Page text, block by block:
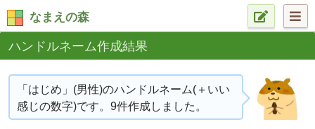
なまえの森
ハンドルネーム作成結果
「はじめ」(男性)のハンドルネーム(＋いい
感じの数字)です。9件作成しました。